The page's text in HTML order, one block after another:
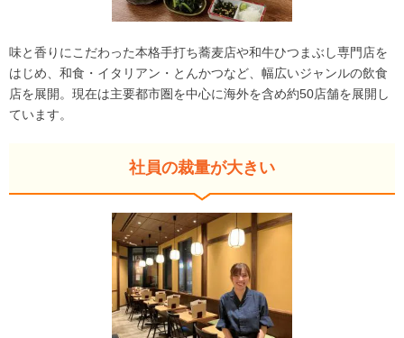
味と香りにこだわった本格手打ち蕎麦店や和牛ひつまぶし専門店を
はじめ、和食・イタリアン・とんかつなど、幅広いジャンルの飲食
店を展開。現在は主要都市圏を中心に海外を含め約50店舗を展開し
ています。
社員の裁量が大きい